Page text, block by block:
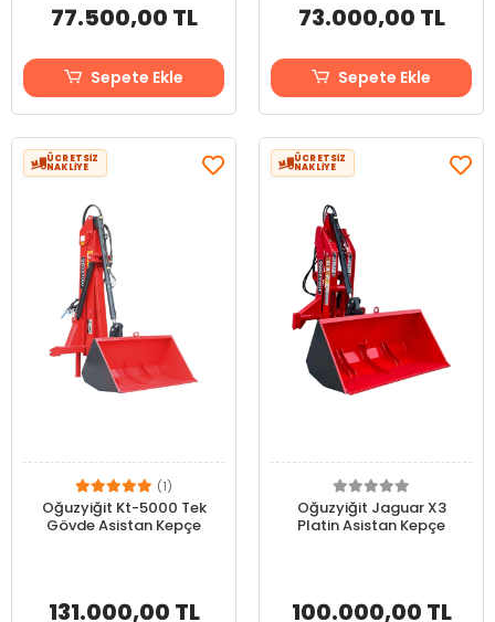
77.500,00 TL
Sepete Ekle
73.000,00 TL
Sepete Ekle
ÜCRETSİZ
NAKLİYE
(1)
Oğuzyiğit Kt-5000 Tek
Gövde Asistan Kepçe
131.000,00 TL
ÜCRETSİZ
NAKLİYE
Oğuzyiğit Jaguar X3
Platin Asistan Kepçe
100.000,00 TL